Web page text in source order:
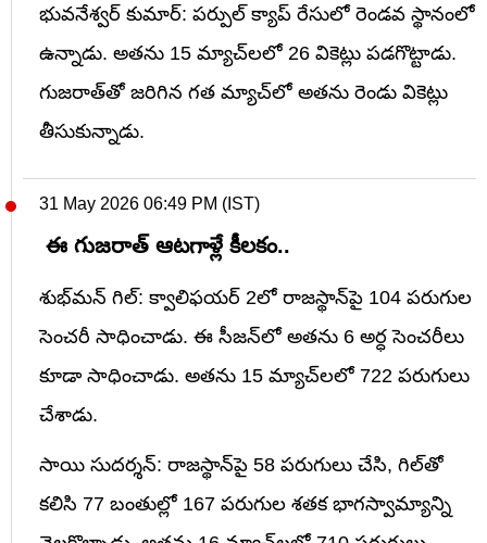
భువనేశ్వర్ కుమార్: పర్పుల్ క్యాప్ రేసులో రెండవ స్థానంలో
ఉన్నాడు. అతను 15 మ్యాచ్‌లలో 26 వికెట్లు పడగొట్టాడు.
గుజరాత్‌తో జరిగిన గత మ్యాచ్‌లో అతను రెండు వికెట్లు
తీసుకున్నాడు.
31 May 2026 06:49 PM (IST)
ఈ గుజరాత్ ఆటగాళ్లే కీలకం..
శుభ్‌మన్ గిల్: క్వాలిఫయర్ 2లో రాజస్థాన్‌పై 104 పరుగుల
సెంచరీ సాధించాడు. ఈ సీజన్‌లో అతను 6 అర్ధ సెంచరీలు
కూడా సాధించాడు. అతను 15 మ్యాచ్‌లలో 722 పరుగులు
చేశాడు.
సాయి సుదర్శన్: రాజస్థాన్‌పై 58 పరుగులు చేసి, గిల్‌తో
కలిసి 77 బంతుల్లో 167 పరుగుల శతక భాగస్వామ్యాన్ని